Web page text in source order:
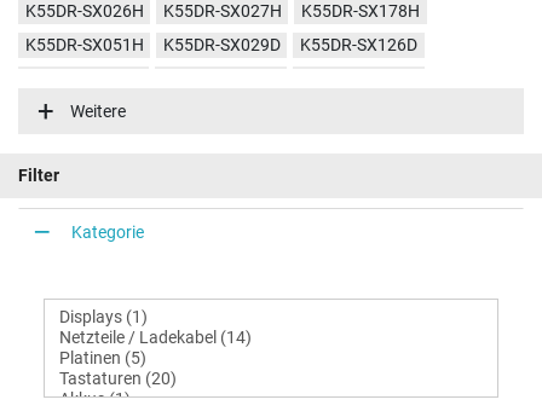
K55DR-SX026H
K55DR-SX027H
K55DR-SX178H
K55DR-SX051H
K55DR-SX029D
K55DR-SX126D
K55DR-SX028D
Weitere
Filter
Kategorie